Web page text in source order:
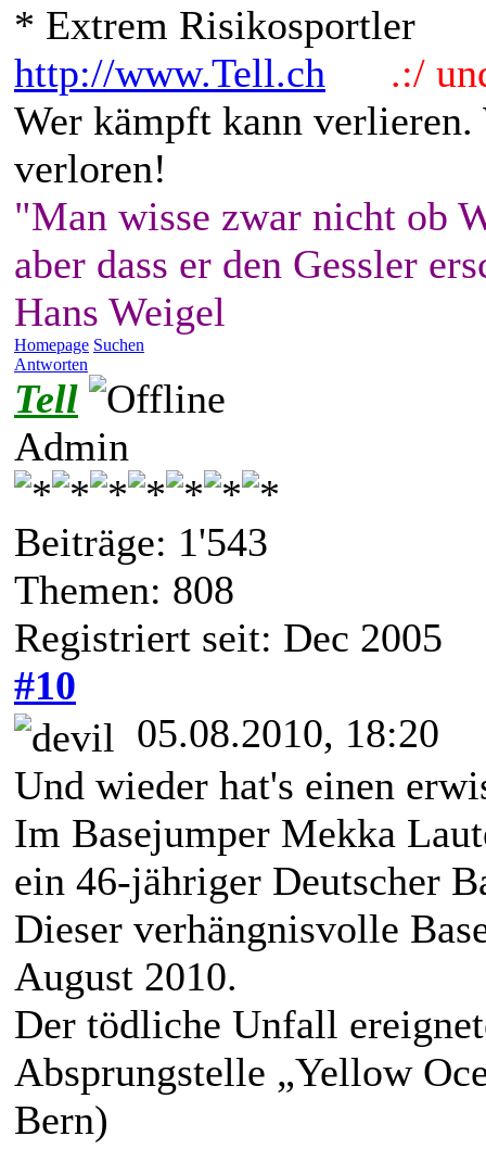
* Extrem Risikosportler
http://www.Tell.ch
.:/
Wer kämpft kann
verloren!
"Man wisse zwar nicht ob
aber dass er den Gessler
Hans Weigel
Homepage Suchen
Antworten
Tell
Admin
Beiträge: 1'543
Themen: 808
Registriert seit: Dec 2005
#10
05.08.2010, 18:20
Und wieder hat's einen
Im Basejumper Mekka
ein 46-jähriger Deutscher
Dieser verhängnisvolle
August 2010.
Der tödliche Unfall
Absprungstelle „Yellow
Bern)